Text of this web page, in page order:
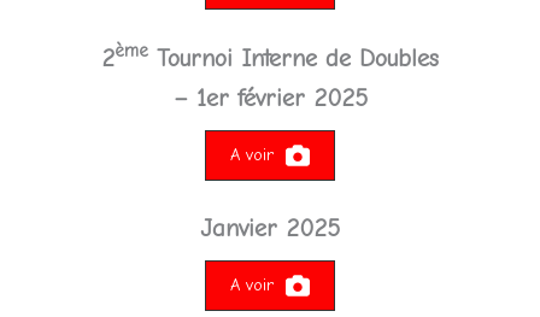
2ème Tournoi Interne de Doubles
– 1er février 2025
A voir
Janvier 2025
A voir